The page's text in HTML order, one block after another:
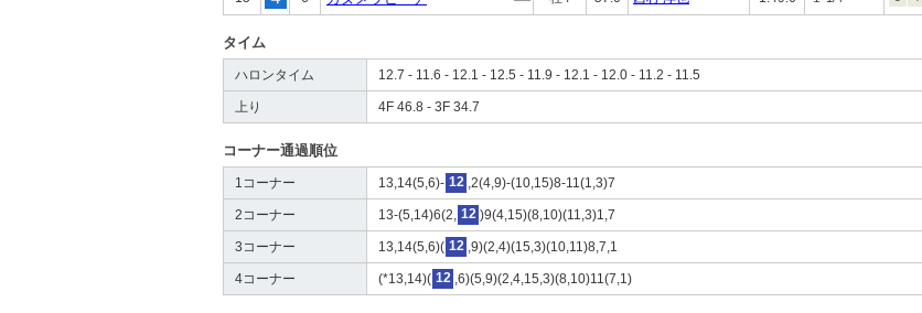
タイム
ハロンタイム 12.7 - 11.6 - 12.1 - 12.5 - 11.9 - 12.1 - 12.0 - 11.2 - 11.5
上り 4F 46.8 - 3F 34.7
コーナー通過順位
1コーナー 13,14(5,6)- 12 ,2(4,9)-(10,15)8-11(1,3)7
2コーナー 13-(5,14)6(2, 12 )9(4,15)(8,10)(11,3)1,7
3コーナー 13,14(5,6)( 12 ,9)(2,4)(15,3)(10,11)8,7,1
4コーナー (*13,14)( 12 ,6)(5,9)(2,4,15,3)(8,10)11(7,1)